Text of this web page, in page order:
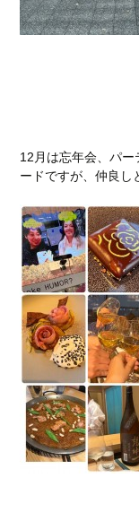
12月は忘年会、パ
ードですが、仲良し